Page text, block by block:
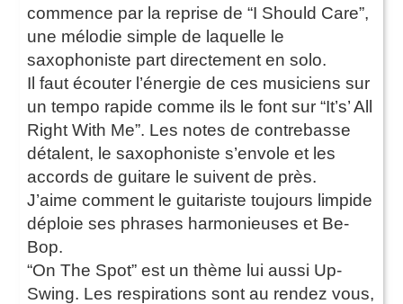
commence par la reprise de “I Should Care”,
une mélodie simple de laquelle le
saxophoniste part directement en solo.
Il faut écouter l’énergie de ces musiciens sur
un tempo rapide comme ils le font sur “It’s’ All
Right With Me”. Les notes de contrebasse
détalent, le saxophoniste s’envole et les
accords de guitare le suivent de près.
J’aime comment le guitariste toujours limpide
déploie ses phrases harmonieuses et Be-
Bop.
“On The Spot” est un thème lui aussi Up-
Swing. Les respirations sont au rendez vous,